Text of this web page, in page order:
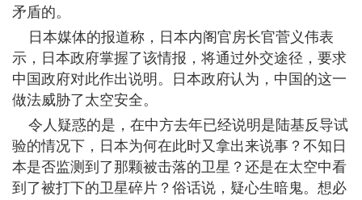
矛盾的。
日本媒体的报道称，日本内阁官房长官菅义伟表
示，日本政府掌握了该情报，将通过外交途径，要求
中国政府对此作出说明。日本政府认为，中国的这一
做法威胁了太空安全。
令人疑惑的是，在中方去年已经说明是陆基反导试
验的情况下，日本为何在此时又拿出来说事？不知日
本是否监测到了那颗被击落的卫星？还是在太空中看
到了被打下的卫星碎片？俗话说，疑心生暗鬼。想必